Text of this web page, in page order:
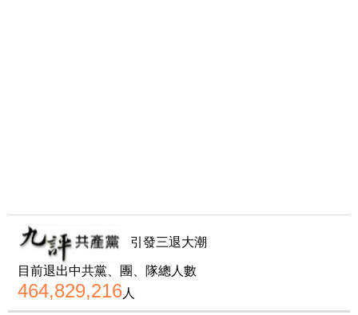
引發三退大潮
目前退出中共黨、團、隊總人數
464,829,216人